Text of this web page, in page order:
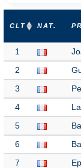
CLT NAT.
1
2
3
4
5
6
7